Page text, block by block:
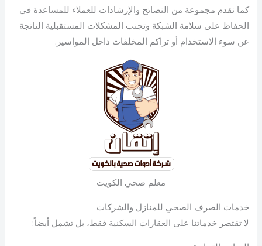
كما نقدم مجموعة من النصائح والإرشادات للعملاء للمساعدة في
الحفاظ على سلامة الشبكة وتجنب المشكلات المستقبلية الناتجة
عن سوء الاستخدام أو تراكم المخلفات داخل المواسير.
معلم صحي الكويت
خدمات الصرف الصحي للمنازل والشركات
لا تقتصر خدماتنا على العقارات السكنية فقط، بل تشمل أيضاً: